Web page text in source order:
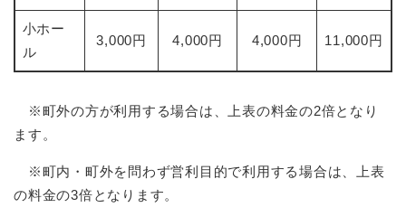
小ホー
ル
3,000円 4,000円 4,000円 11,000円
※町外の方が利用する場合は、上表の料金の2倍となり
ます。
※町内・町外を問わず営利目的で利用する場合は、上表
の料金の3倍となります。